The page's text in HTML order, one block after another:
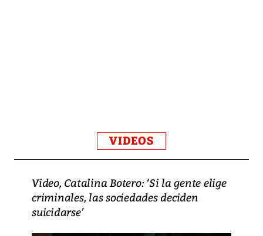
VIDEOS
Video, Catalina Botero: ‘Si la gente elige
criminales, las sociedades deciden
suicidarse’